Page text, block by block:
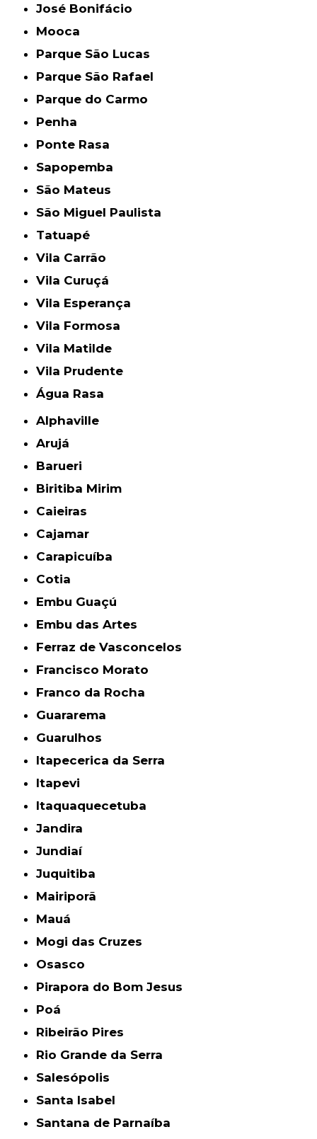
José Bonifácio
Mooca
Parque São Lucas
Parque São Rafael
Parque do Carmo
Penha
Ponte Rasa
Sapopemba
São Mateus
São Miguel Paulista
Tatuapé
Vila Carrão
Vila Curuçá
Vila Esperança
Vila Formosa
Vila Matilde
Vila Prudente
Água Rasa
Alphaville
Arujá
Barueri
Biritiba Mirim
Caieiras
Cajamar
Carapicuíba
Cotia
Embu Guaçú
Embu das Artes
Ferraz de Vasconcelos
Francisco Morato
Franco da Rocha
Guararema
Guarulhos
Itapecerica da Serra
Itapevi
Itaquaquecetuba
Jandira
Jundiaí
Juquitiba
Mairiporã
Mauá
Mogi das Cruzes
Osasco
Pirapora do Bom Jesus
Poá
Ribeirão Pires
Rio Grande da Serra
Salesópolis
Santa Isabel
Santana de Parnaíba